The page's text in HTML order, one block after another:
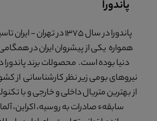
پاندورا
پاندورا در سال 1375 در
همواره یکی از پیشروان ایران در
دنیا بوده است. محصولات برند پاندورا
نیروهای بومی زیر نظر کارشناسانی از
از بهترین متریال داخلی و خارجی و با
سابقهء صادرات به روسیه، اکراین،